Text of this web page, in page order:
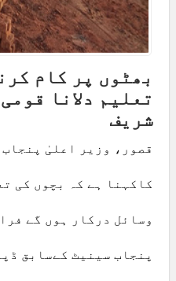
بھٹوں پر کام
تعلیم دلانا
شریف
قصور، وزیر اعلیٰ
کاکہنا ہے کہ بچوں کی
وسائل درکار ہوں گے
پنجاب سینیٹ کےسابق